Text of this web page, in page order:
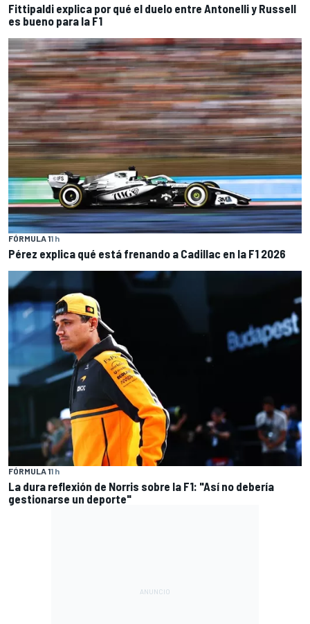
Fittipaldi explica por qué el duelo entre Antonelli y Russell
es bueno para la F1
FÓRMULA 11 h
Pérez explica qué está frenando a Cadillac en la F1 2026
FÓRMULA 11 h
La dura reflexión de Norris sobre la F1: "Así no debería
gestionarse un deporte"